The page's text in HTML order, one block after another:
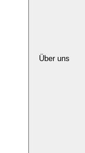
Über uns